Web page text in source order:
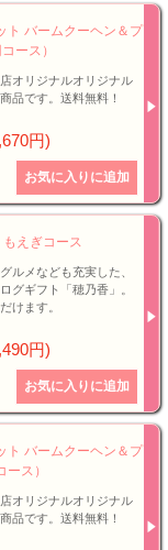
ト バームクーヘン＆プ
ース）
オリジナルオリジナル
品です。送料無料！
円)
えぎコース
ルメなども充実した、
グギフト「穂乃香」。
けます。
円)
ト バームクーヘン＆プ
ス）
オリジナルオリジナル
品です。送料無料！